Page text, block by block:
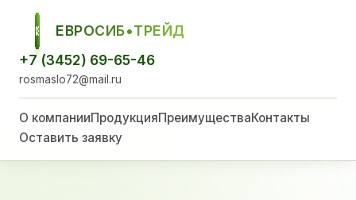
ЕСТ
ЕВРОСИБ•ТРЕЙД
+7 (3452) 69-65-46
rosmaslo72@mail.ru
О компанииПродукцияПреимуществаКонтакты
Оставить заявку